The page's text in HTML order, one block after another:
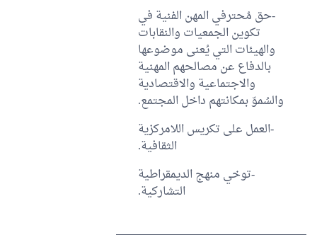
-حق مُحترفي المهن الفنية في
تكوين الجمعيات والنقابات
والهيئات التي يُعنى موضوعها
بالدفاع عن مصالحهم المهنية
والاجتماعية والاقتصادية
والسُموّ بمكانتهم داخل المجتمع.
-العمل على تكريس اللامركزية
الثقافية.
-توخي منهج الديمقراطية
التشاركية.